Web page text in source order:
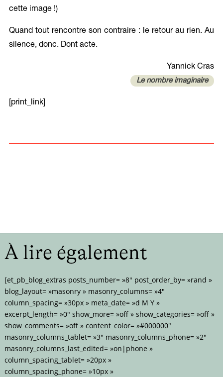
cette image !)
Quand tout rencontre son contraire : le retour au rien. Au
silence, donc. Dont acte.
Yannick Cras
Le nombre imaginaire
[print_link]
À lire également
[et_pb_blog_extras posts_number= »8″ post_order_by= »rand »
blog_layout= »masonry » masonry_columns= »4″
column_spacing= »30px » meta_date= »d M Y »
excerpt_length= »0″ show_more= »off » show_categories= »off »
show_comments= »off » content_color= »#000000″
masonry_columns_tablet= »3″ masonry_columns_phone= »2″
masonry_columns_last_edited= »on|phone »
column_spacing_tablet= »20px »
column_spacing_phone= »10px »